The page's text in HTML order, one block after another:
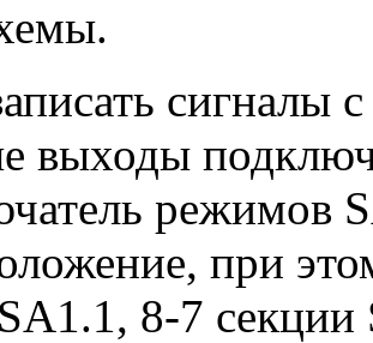
сигналы
выходы
режимов
при
8-7